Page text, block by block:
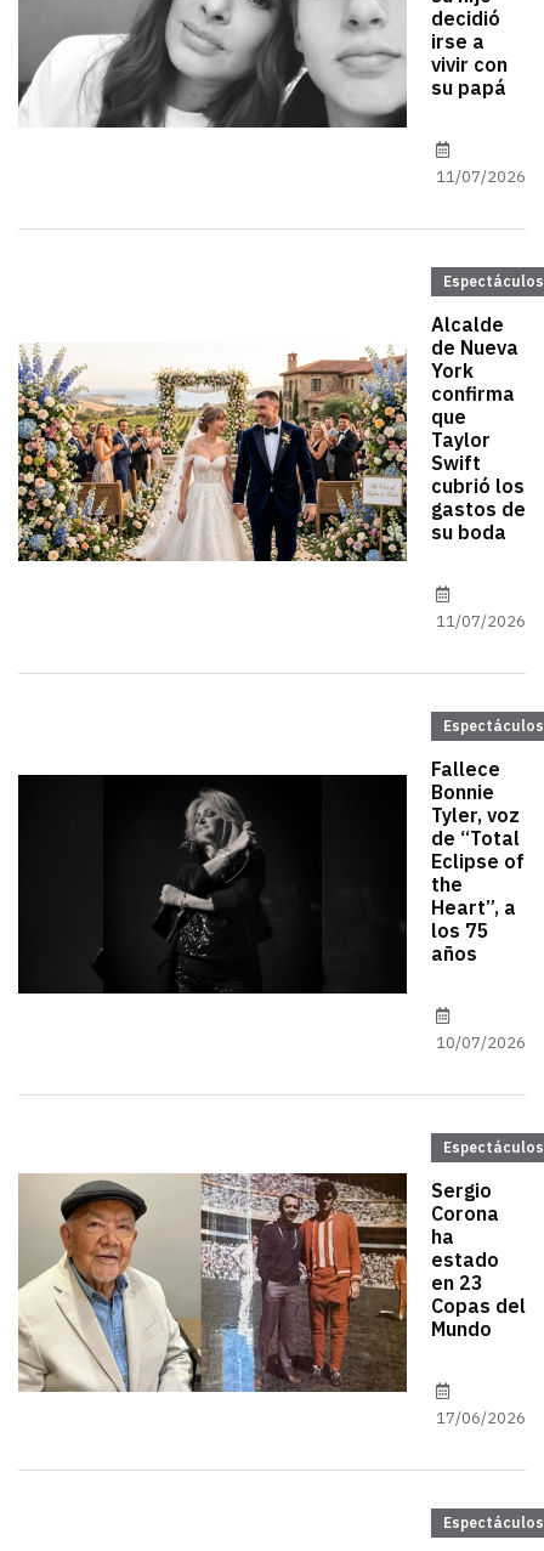
decidió
irse a
vivir con
su papá
11/07/2026
Espectáculos
Alcalde
de Nueva
York
confirma
que
Taylor
Swift
cubrió los
gastos de
su boda
11/07/2026
Espectáculos
Fallece
Bonnie
Tyler, voz
de “Total
Eclipse of
the
Heart”, a
los 75
años
10/07/2026
Espectáculos
Sergio
Corona
ha
estado
en 23
Copas del
Mundo
17/06/2026
Espectáculos